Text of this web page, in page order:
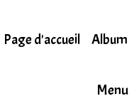
Page d'accueil Album
Menu